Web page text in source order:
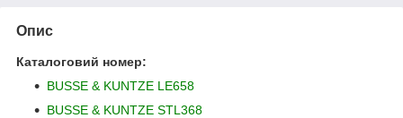
Опис
Каталоговий номер:
BUSSE & KUNTZE LE658
BUSSE & KUNTZE STL368